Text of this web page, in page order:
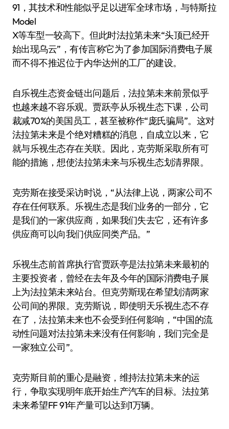
91，其技术和性能似乎足以进军全球市场，与特斯拉
Model
X等车型一较高下。但此时法拉第未来“头顶已经开
始出现乌云”，有传言称它为了参加国际消费电子展
而不得不推迟位于内华达州的工厂的建设。
自乐视生态资金链出问题后，法拉第未来前景似乎
也越来越不容乐观。贾跃亭从乐视生态下课，公司
裁减70%的美国员工，甚至被称作“庞氏骗局”。这对
法拉第未来是个绝对糟糕的消息，自成立以来，它
就与乐视生态存在关联。因此，克劳斯采取所有可
能的措施，想使法拉第未来与乐视生态划清界限。
克劳斯在接受采访时说，“从法律上说，两家公司不
存在任何联系。乐视生态是我们业务的一部分，它
是我们的一家供应商，如果我们失去它，还有许多
供应商可以向我们供应同类产品。”
乐视生态前首席执行官贾跃亭是法拉第未来最初的
主要投资者，曾经在去年及今年的国际消费电子展
上为法拉第未来站台。但克劳斯现在希望划清两家
公司间的界限。克劳斯说，即使明天乐视生态不存
在了，法拉第未来也不会受到任何影响，“中国的流
动性问题对法拉第未来没有任何影响，我们完全是
一家独立公司”。
克劳斯目前的重心是融资，维持法拉第未来的运
行，争取实现明年底开始生产汽车的目标。法拉第
未来希望FF 91年产量可以达到1万辆。